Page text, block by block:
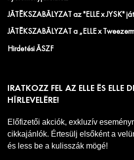
JÁTÉKSZABÁLYZAT az "ELLE x JYSK"
JÁTÉKSZABÁLYZAT a „ELLE x
Hirdetési ÁSZF
IRATKOZZ FEL AZ ELLE ÉS ELLE
HÍRLEVELÉRE!
Előfizetői akciók, exkluzív
cikkajánlók. Értesülj elsőként a
és less be a kulisszák mögé!